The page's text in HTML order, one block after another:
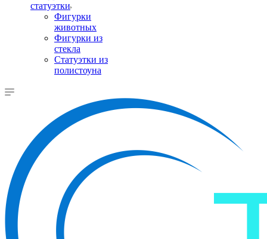
статуэтки
Фигурки
животных
Фигурки из
стекла
Статуэтки из
полистоуна